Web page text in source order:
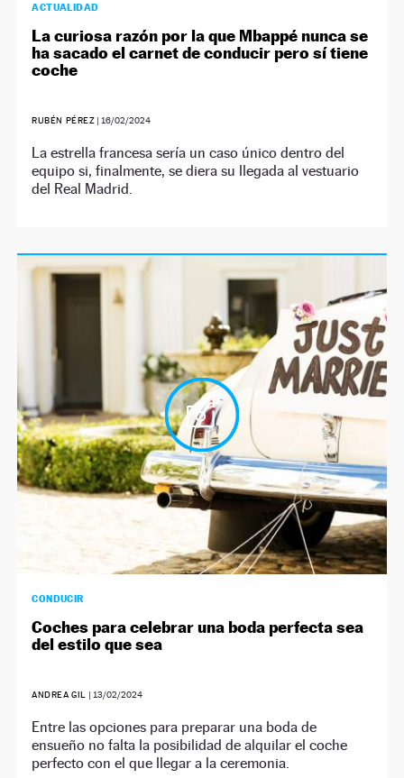
ACTUALIDAD
La curiosa razón por la que Mbappé nunca se
ha sacado el carnet de conducir pero sí tiene
coche
RUBÉN PÉREZ | 16/02/2024
La estrella francesa sería un caso único dentro del
equipo si, finalmente, se diera su llegada al vestuario
del Real Madrid.
CONDUCIR
Coches para celebrar una boda perfecta sea
del estilo que sea
ANDREA GIL | 13/02/2024
Entre las opciones para preparar una boda de
ensueño no falta la posibilidad de alquilar el coche
perfecto con el que llegar a la ceremonia.